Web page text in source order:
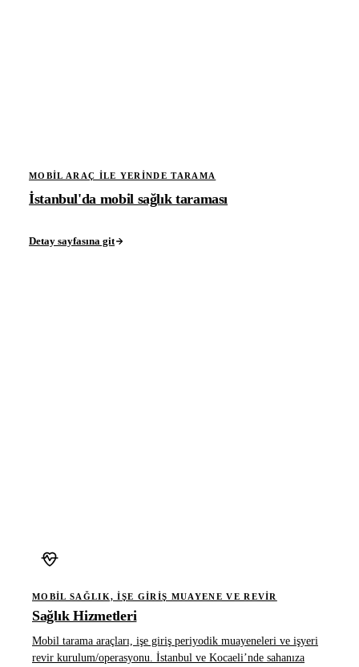
MOBIL ARAÇ ILE YERINDE TARAMA
İstanbul'da mobil sağlık taraması
Detay sayfasına git
MOBIL SAĞLIK, IŞE GIRIŞ MUAYENE VE REVIR
Sağlık Hizmetleri
Mobil tarama araçları, işe giriş periyodik muayeneleri ve işyeri
revir kurulum/operasyonu. İstanbul ve Kocaeli’nde sahanıza